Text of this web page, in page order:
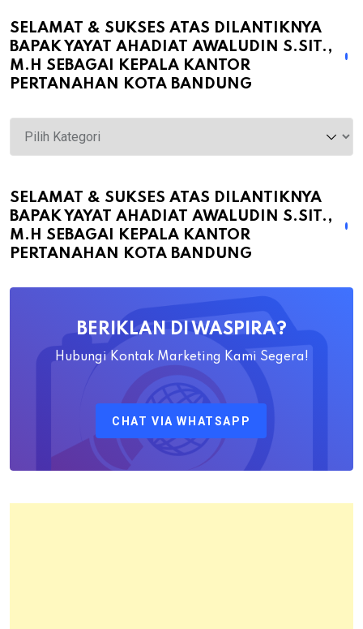
SELAMAT & SUKSES ATAS DILANTIKNYA
BAPAK YAYAT AHADIAT AWALUDIN S.SIT.,
M.H SEBAGAI KEPALA KANTOR
PERTANAHAN KOTA BANDUNG
Selamat
&
atas
Dilantiknya
Bapak
Ahadiat
Pertanahan
Kota
SELAMAT & SUKSES ATAS DILANTIKNYA
BAPAK YAYAT AHADIAT AWALUDIN S.SIT.,
M.H SEBAGAI KEPALA KANTOR
PERTANAHAN KOTA BANDUNG
BERIKLAN DI WASPIRA?
Hubungi Kontak Marketing Kami Segera!
CHAT VIA WHATSAPP